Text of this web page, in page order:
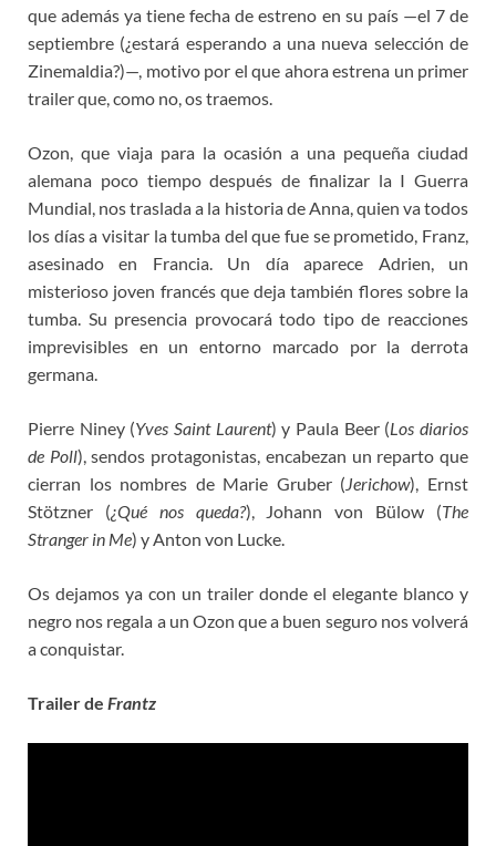
o
k
r
o
n
n
k
e
e
s
t
que además ya tiene fecha de estreno en su país —el 7 de
septiembre (¿estará esperando a una nueva selección de
Zinemaldia?)—, motivo por el que ahora estrena un primer
trailer que, como no, os traemos.
Ozon, que viaja para la ocasión a una pequeña ciudad
alemana poco tiempo después de finalizar la I Guerra
Mundial, nos traslada a la historia de Anna, quien va todos
los días a visitar la tumba del que fue se prometido, Franz,
asesinado en Francia. Un día aparece Adrien, un
misterioso joven francés que deja también flores sobre la
tumba. Su presencia provocará todo tipo de reacciones
imprevisibles en un entorno marcado por la derrota
germana.
Pierre Niney (Yves Saint Laurent) y Paula Beer (Los diarios
de Poll), sendos protagonistas, encabezan un reparto que
cierran los nombres de Marie Gruber (Jerichow), Ernst
Stötzner (¿Qué nos queda?), Johann von Bülow (The
Stranger in Me) y Anton von Lucke.
Os dejamos ya con un trailer donde el elegante blanco y
negro nos regala a un Ozon que a buen seguro nos volverá
a conquistar.
Trailer de Frantz